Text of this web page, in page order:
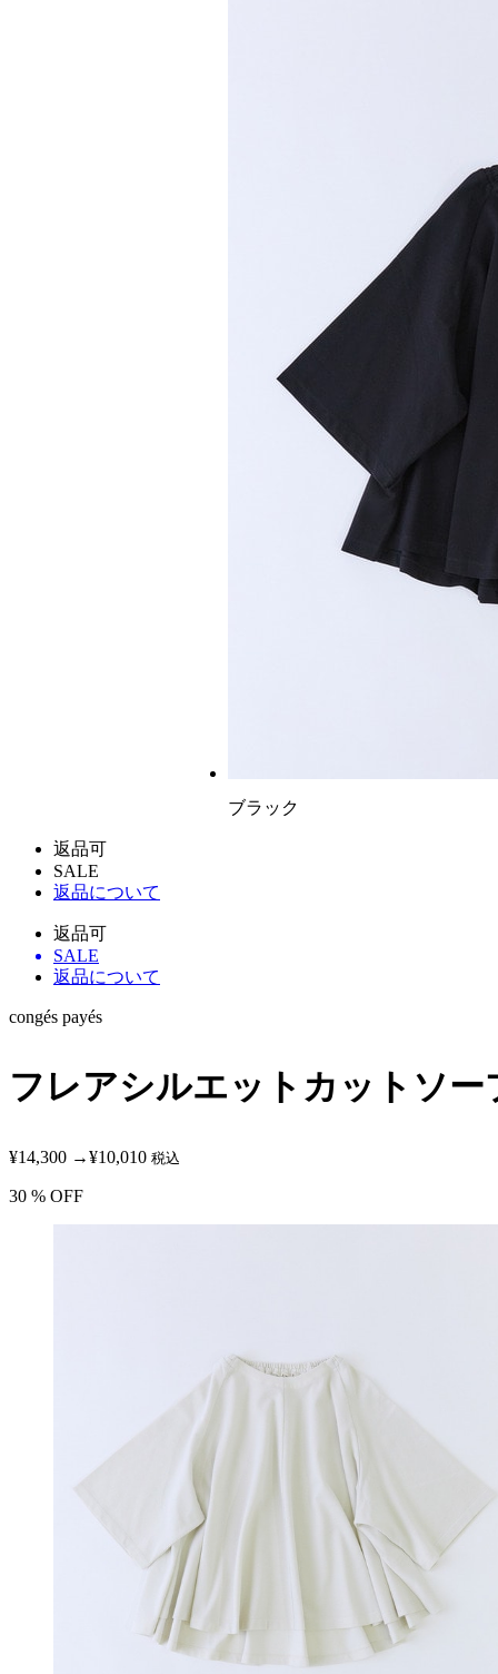
ブラック
返品可
SALE
返品について
返品可
SALE
返品について
congés payés
フレアシルエットカットソー
¥14,300 →¥10,010 税込
30 % OFF